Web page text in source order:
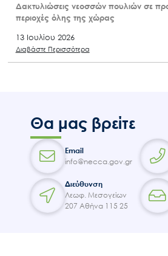
Δακτυλιώσεις νεοσσών πουλιών σε
περιοχές όλης της χώρας
13 Ιουλίου 2026
Διαβάστε Περισσότερα
Θα μας βρείτε
Email
info@necca.gov.gr
Διεύθυνση
Λεωφ. Μεσογείων
207 Αθήνα 115 25